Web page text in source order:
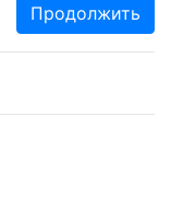
Продолжить